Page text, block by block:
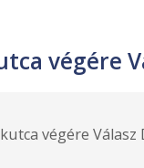
végére
végére Válasz